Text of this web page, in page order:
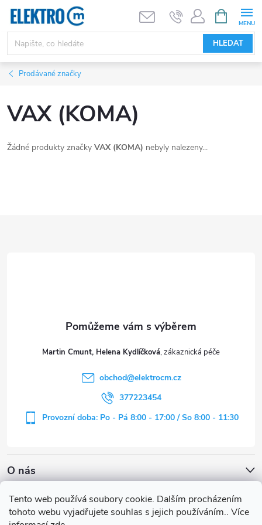
Tento web používá soubory cookie. Dalším procházením
tohoto webu vyjadřujete souhlas s jejich používáním.. Více
Přejít
obsah
HLEDAT
NÁKUPNÍ
KOŠÍK
Prodávané značky
VAX (KOMA)
Žádné produkty značky VAX (KOMA) nebyly nalezeny...
O nás
Martin Cmunt, Helena Kydlíčková
obchod@elektrocm.cz
377223454
Provozní doba: Po - Pá 8:00 - 17:00 / So 8:00 - 11:30